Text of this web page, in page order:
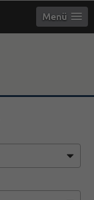
Menü